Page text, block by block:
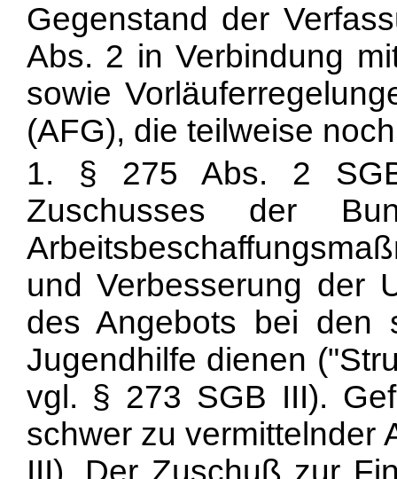
Gegenstand der
Abs. 2 in Verbindung
sowie
(AFG), die teilweise
1. § 275 Abs. 2
Zuschusses der
und Verbesserung der
des Angebots bei den
Jugendhilfe dienen
vgl. § 273 SGB III).
schwer zu vermittelnder
III). Der Zuschuß zur